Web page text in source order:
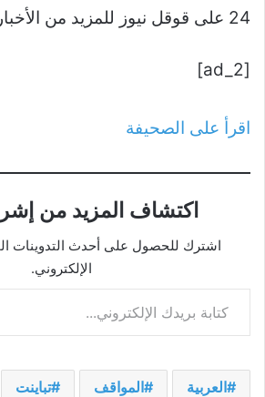
24 على قوقل نيوز للمزيد من الأخبار
[ad_2]
اقرأ على الصحيفة
اكتشاف المزيد من
اشترك للحصول على أحدث التدوينات
الإلكتروني.
كتابة بريدك الإلكتروني...
العربية المواقف تباينت